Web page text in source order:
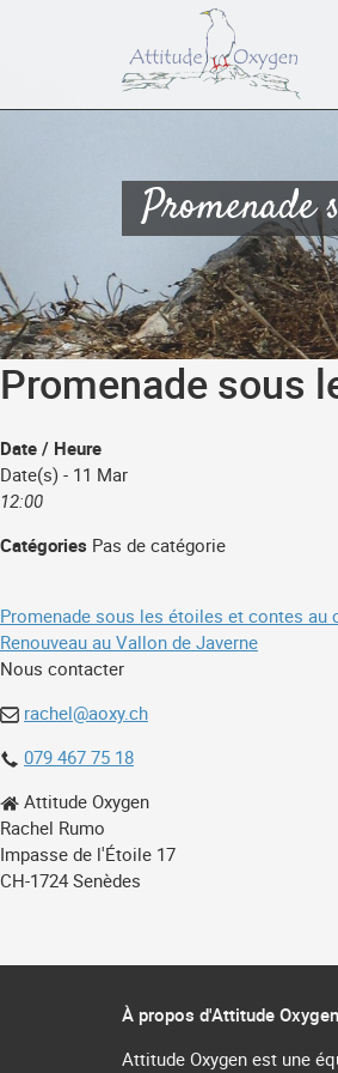
Promenade
Promenade sous
Date / Heure
Date(s) - 11 Mar
12:00
Catégories Pas de catégorie
Navigation
de
l’article
Promenade sous les étoiles et contes au
Renouveau au Vallon de Javerne
Nous contacter
rachel@aoxy.ch
079 467 75 18
Attitude Oxygen
Rachel Rumo
Impasse de l'Étoile 17
CH-1724 Senèdes
À propos d'Attitude Oxygen
Attitude Oxygen est une